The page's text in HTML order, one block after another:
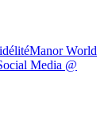
Manor World
Media @